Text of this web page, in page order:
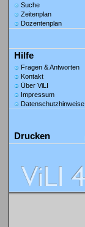
Suche
Zeitenplan
Dozentenplan
Hilfe
Fragen & Antworten
Kontakt
Über ViLI
Impressum
Datenschutzhinweise
Drucken